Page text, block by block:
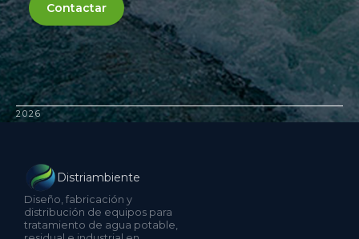
Contactar
2026
Distriambiente
Diseño, fabricación y
distribución de equipos para
tratamiento de agua potable,